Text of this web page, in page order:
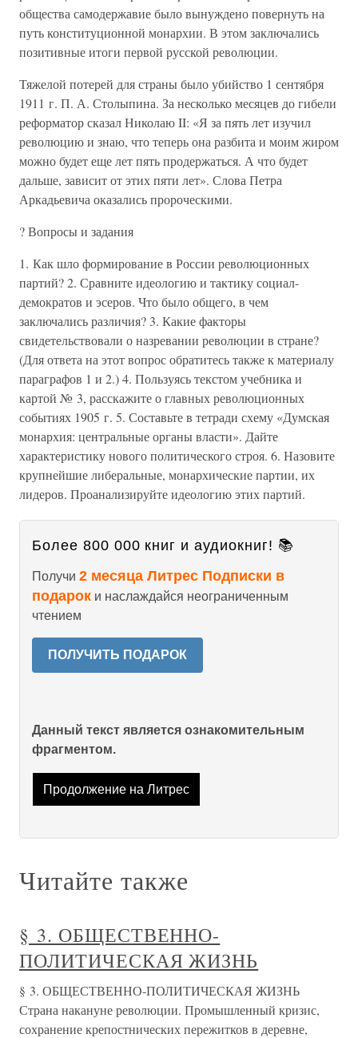
общества самодержавие было вынуждено повернуть на
путь конституционной монархии. В этом заключались
позитивные итоги первой русской революции.
Тяжелой потерей для страны было убийство 1 сентября
1911 г. П. А. Столыпина. За несколько месяцев до гибели
реформатор сказал Николаю II: «Я за пять лет изучил
революцию и знаю, что теперь она разбита и моим жиром
можно будет еще лет пять продержаться. А что будет
дальше, зависит от этих пяти лет». Слова Петра
Аркадьевича оказались пророческими.
? Вопросы и задания
1. Как шло формирование в России революционных
партий? 2. Сравните идеологию и тактику социал-
демократов и эсеров. Что было общего, в чем
заключались различия? 3. Какие факторы
свидетельствовали о назревании революции в стране?
(Для ответа на этот вопрос обратитесь также к материалу
параграфов 1 и 2.) 4. Пользуясь текстом учебника и
картой № 3, расскажите о главных революционных
событиях 1905 г. 5. Составьте в тетради схему «Думская
монархия: центральные органы власти». Дайте
характеристику нового политического строя. 6. Назовите
крупнейшие либеральные, монархические партии, их
лидеров. Проанализируйте идеологию этих партий.
Более 800 000 книг и аудиокниг! 📚
Получи 2 месяца Литрес Подписки в
подарок и наслаждайся неограниченным
чтением
ПОЛУЧИТЬ ПОДАРОК
Данный текст является ознакомительным
фрагментом.
Продолжение на Литрес
Читайте также
§ 3. ОБЩЕСТВЕННО-
ПОЛИТИЧЕСКАЯ ЖИЗНЬ
§ 3. ОБЩЕСТВЕННО-ПОЛИТИЧЕСКАЯ ЖИЗНЬ
Страна накануне революции. Промышленный кризис,
сохранение крепостнических пережитков в деревне,